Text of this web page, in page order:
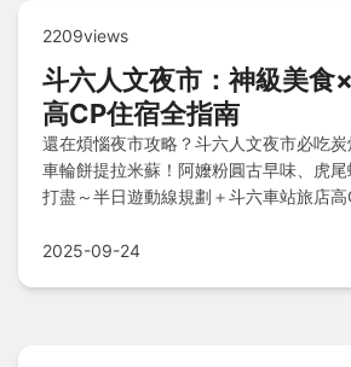
2209views
斗六人文夜市：神級美食
高CP住宿全指南
還在煩惱夜市攻略？斗六人文夜市必吃炭
車輪餅提拉米蘇！阿嬤粉圓古早味、虎
打盡～半日遊動線規劃＋斗六車站旅店高
2025-09-24